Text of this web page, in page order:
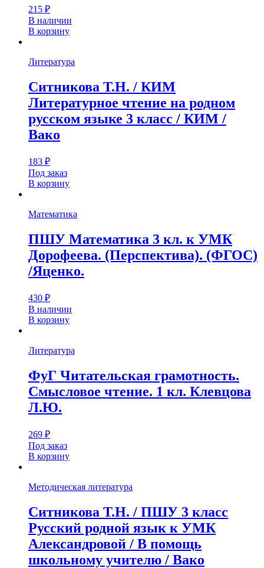
215 ₽
В наличии
В корзину
Литература
Ситникова Т.Н. / КИМ
Литературное чтение на родном
русском языке 3 класс / КИМ /
Вако
183 ₽
Под заказ
В корзину
Математика
ПШУ Математика 3 кл. к УМК
Дорофеева. (Перспектива). (ФГОС)
/Яценко.
430 ₽
В наличии
В корзину
Литература
ФуГ Читательская грамотность.
Смысловое чтение. 1 кл. Клевцова
Л.Ю.
269 ₽
Под заказ
В корзину
Методическая литература
Ситникова Т.Н. / ПШУ 3 класс
Русский родной язык к УМК
Александровой / В помощь
школьному учителю / Вако